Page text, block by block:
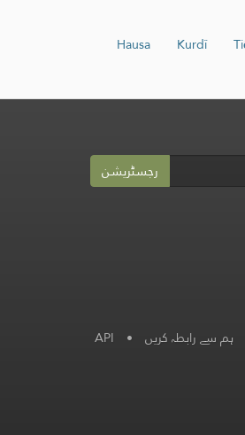
Kurdî
Hausa
رجسٹریشن
ہم سے رابطہ کریں •
API